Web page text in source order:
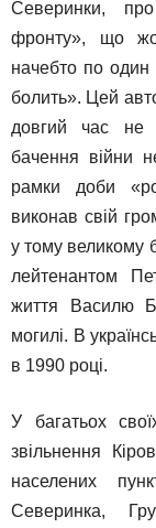
Северинки,
фронту», що
начебто по один
болить». Цей
довгий час не
бачення війни
рамки доби
виконав свій
у тому великому
лейтенантом
життя Василю
могилі. В
в 1990 році.
У багатьох
звільнення
населених
Северинка,